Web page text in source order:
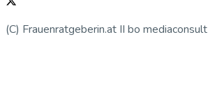
(C) Frauenratgeberin.at II bo mediaconsult